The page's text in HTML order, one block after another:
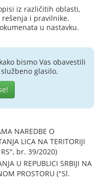
iz različitih oblasti,
i pravilnike.
u nastavku.
bismo Vas obavestili
glasilo.
NAREDBE O
LICA NA TERITORIJI
RS", br. 39/2020)
U REPUBLICI SRBIJI NA
PROSTORU ("Sl.